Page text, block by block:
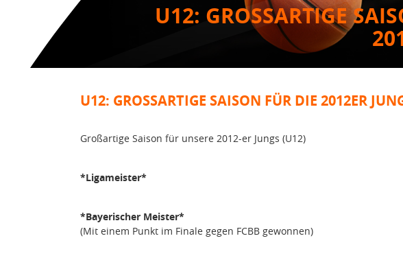
U12: GROSSARTIGE
U12: GROSSARTIGE SAISON FÜR DIE 2012ER
Großartige Saison für unsere 2012-er Jungs (U12)
*Ligameister*
*Bayerischer Meister*
(Mit einem Punkt im Finale gegen FCBB gewonnen)